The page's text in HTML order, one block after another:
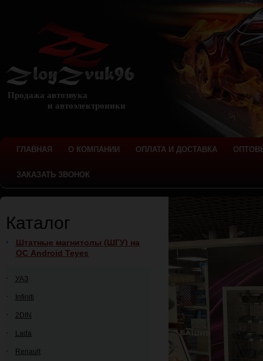
Продажа автозвука
и автоэлектроники
ГЛАВНАЯ О КОМПАНИИ ОПЛАТА И ДОСТАВКА
ЗАКАЗАТЬ ЗВОНОК
Каталог
Штатные магнитолы (ШГУ) на
ОС Android Teyes
УАЗ
Infiniti
2DIN
Lada
Renault